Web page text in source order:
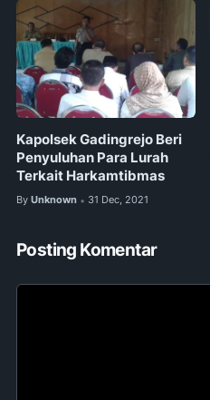
Kapolsek Gadingrejo Beri
Penyuluhan Para Lurah
Terkait Harkamtibmas
By Unknown • 31 Dec, 2021
Posting Komentar